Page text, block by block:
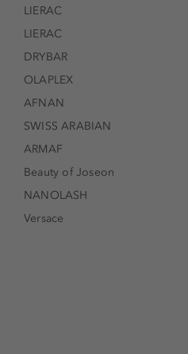
LIERAC
LIERAC
DRYBAR
OLAPLEX
AFNAN
SWISS ARABIAN
ARMAF
Beauty of Joseon
NANOLASH
Versace